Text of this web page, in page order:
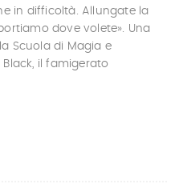
in difficoltà. Allungate la
dove volete». Una
Scuola di Magia e
Black, il famigerato